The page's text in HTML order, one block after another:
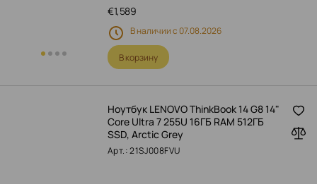
1,589
€
В наличии с 07.08.2026
В корзину
Ноутбук LENOVO ThinkBook 14 G8 14"
Core Ultra 7 255U 16ГБ RAM 512ГБ
SSD, Arctic Grey
Арт.: 21SJ008FVU